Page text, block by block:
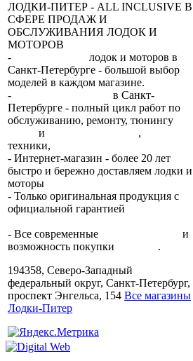
ЛОДКИ-ПИТЕР - ALL INCLUSIVE В
СФЕРЕ ПРОДАЖ И
ОБСЛУЖИВАНИЯ ЛОДОК И
МОТОРОВ
-
лодок и моторов в
Санкт-Петербурге - большой выбор
моделей в каждом магазине.
-
в Санкт-
Петербурге - полный цикл работ по
обслуживанию, ремонту, тюнингу
и ,
техники,
- Интернет-магазин - более 20 лет
быстро и бережно доставляем лодки и
моторы
- Только оригинальная продукция с
официальной гарантией
- Все современные
и
возможность покупки
.
194358, Северо-Западный
федеральный округ, Санкт-Петербург,
проспект Энгельса, 154 Все магазины
Лодки-Питер